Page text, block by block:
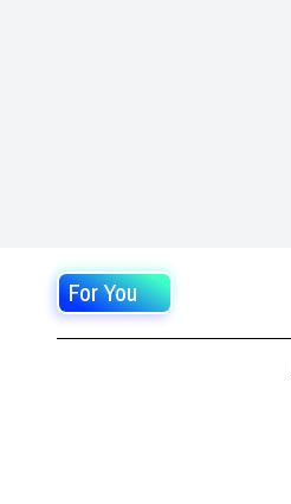
For You